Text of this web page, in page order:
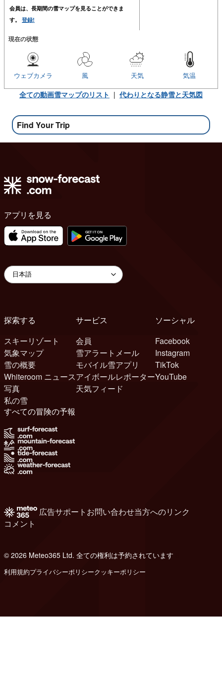
会員は、長期間の雪マップを見ることができま
す。 登録!
現在の状態
気温
天気
風
ウェブカメラ
全ての動画雪マップのリスト | 代わりとなる静雪と天気図
Find Your Trip
アプリを見る
探索する
スキーリゾート
気象マップ
雪の概要
Whiteroom ニュース
写真
私の雪
サービス
会員
雪アラートメール
モバイル雪アプリ
アイボールレポーター
天気フィード
ソーシャル
Facebook
Instagram
TikTok
YouTube
すべての冒険の予報
広告サポート お問い合わせ当方へのリンク
コメント
© 2026 Meteo365 Ltd. 全ての権利は予約されています
利用規約プライバシーポリシークッキーポリシー